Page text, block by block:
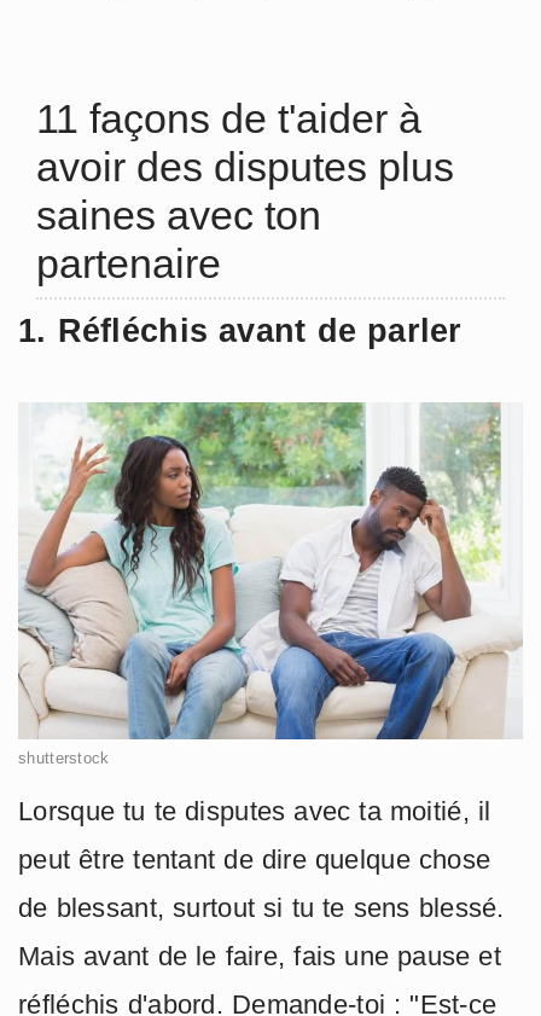
11 façons de t'aider à
avoir des disputes plus
saines avec ton
partenaire
1. Réfléchis avant de parler
shutterstock
Lorsque tu te disputes avec ta moitié, il
peut être tentant de dire quelque chose
de blessant, surtout si tu te sens blessé.
Mais avant de le faire, fais une pause et
réfléchis d'abord. Demande-toi : "Est-ce